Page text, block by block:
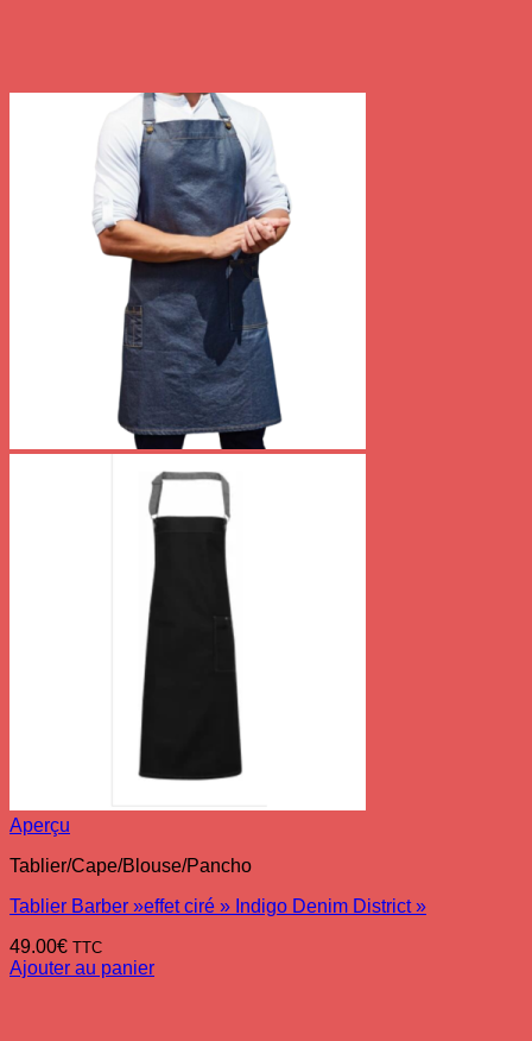
Aperçu
Tablier/Cape/Blouse/Pancho
Tablier Barber »effet ciré » Indigo Denim District »
49.00€ TTC
Ajouter au panier